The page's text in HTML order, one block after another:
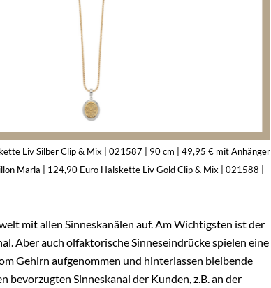
Liv Silber Clip & Mix | 021587 | 90 cm | 49,95 € mit Anhänger
Marla | 124,90 Euro Halskette Liv Gold Clip & Mix | 021588 |
mit allen Sinneskanälen auf. Am Wichtigsten ist der
Aber auch olfaktorische Sinneseindrücke spielen eine
Gehirn aufgenommen und hinterlassen bleibende
bevorzugten Sinneskanal der Kunden, z.B. an der